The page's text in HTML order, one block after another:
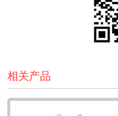
相关产品